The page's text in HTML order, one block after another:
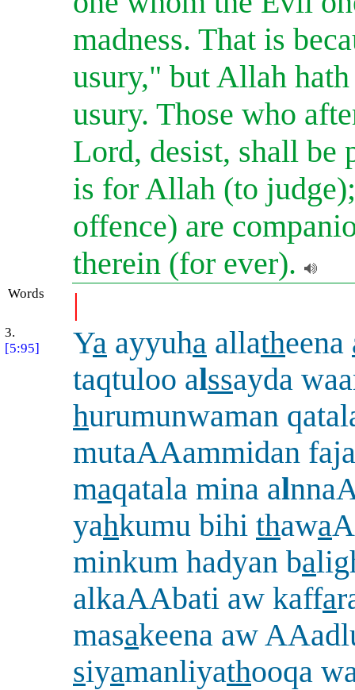
madness. That is
usury," but Allah
usury. Those who
Lord, desist, shall be
is for Allah (to
offence) are
therein (for ever).
Words |
3.
[5:95]
Ya ayyuha allatheena
taqtuloo alssayda
hurumunwaman
mutaAAammidan
maqatala mina al
yahkumu bihi thawa
minkum hadyan ba
alkaAAbati aw kaffa
masakeena aw
siyamanliyathooqa